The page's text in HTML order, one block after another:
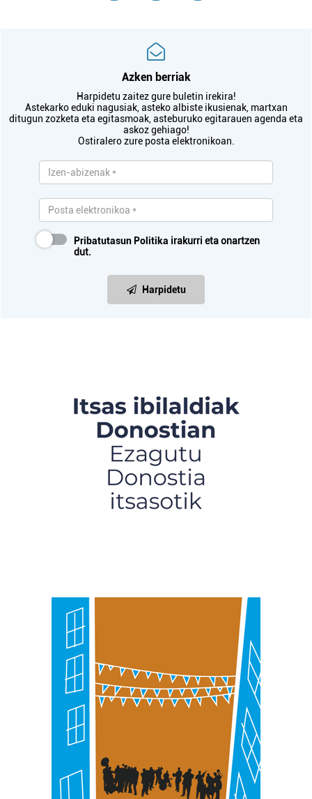
Azken berriak
Harpidetu zaitez gure buletin irekira!
Astekarko eduki nagusiak, asteko albiste ikusienak, martxan
ditugun zozketa eta egitasmoak, asteburuko egitarauen agenda eta
askoz gehiago!
Ostiralero zure posta elektronikoan.
Pribatutasun Politika irakurri eta onartzen
dut.
Harpidetu